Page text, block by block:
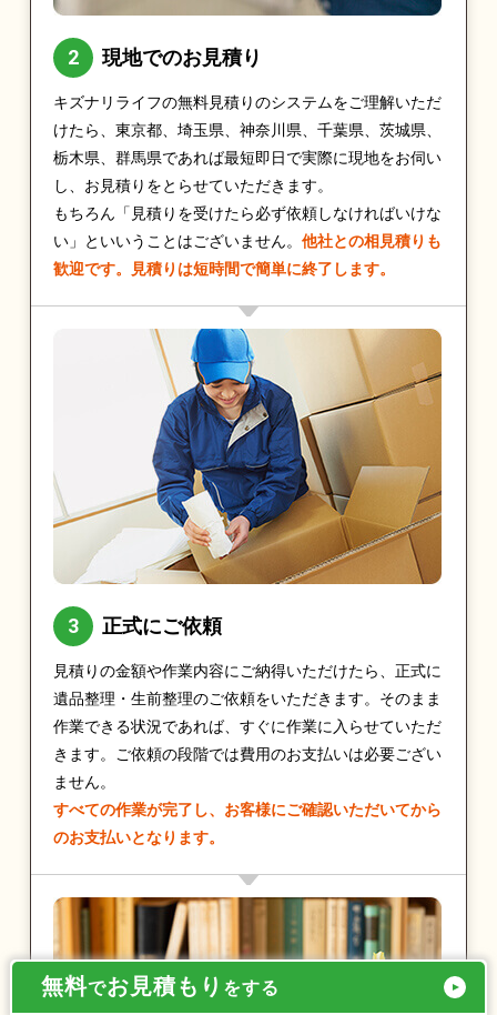
現地でのお見積り
キズナリライフの無料見積りのシステムをご理解いただ
けたら、東京都、埼玉県、神奈川県、千葉県、茨城県、
栃木県、群馬県であれば最短即日で実際に現地をお伺い
し、お見積りをとらせていただきます。
もちろん「見積りを受けたら必ず依頼しなければいけな
い」といいうことはございません。 他社との相見積りも
歓迎です。見積りは短時間で簡単に終了します。
正式にご依頼
見積りの金額や作業内容にご納得いただけたら、正式に
遺品整理・生前整理のご依頼をいただきます。そのまま
作業できる状況であれば、すぐに作業に入らせていただ
きます。ご依頼の段階では費用のお支払いは必要ござい
ません。
すべての作業が完了し、お客様にご確認いただいてから
のお支払いとなります。
無料でお見積もり をする